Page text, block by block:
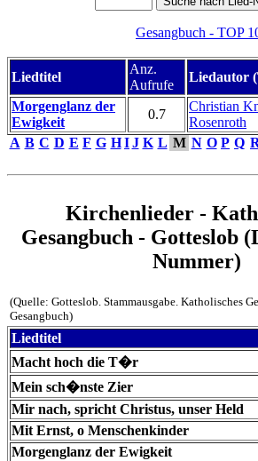
Gesangbuch - TOP
Liedtitel
Anz.
Aufrufe
Liedautor
Morgenglanz der
Ewigkeit
0.7
Christian
Rosenroth
A B C D E F G H IJ K L M N O P Q
Kirchenlieder -
Gesangbuch - Gotteslob
Nummer)
(Quelle: Gotteslob. Stammausgabe. Katholisches
Gesangbuch)
Liedtitel
Macht hoch die T�r
Mein sch�nste Zier
Mir nach, spricht Christus, unser Held
Mit Ernst, o Menschenkinder
Morgenglanz der Ewigkeit